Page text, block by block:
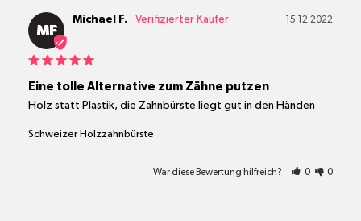
MF
15.12.2022
Michael F.
Eine tolle Alternative zum Zähne putzen
Holz statt Plastik, die Zahnbürste liegt gut in den Händen
Schweizer Holzzahnbürste
War diese Bewertung hilfreich? 0 0